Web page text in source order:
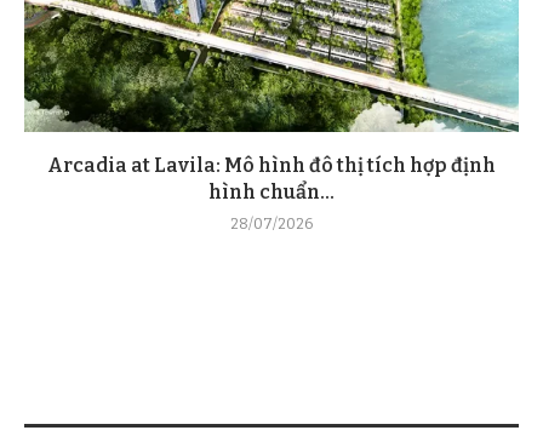
Arcadia at Lavila: Mô hình đô thị tích hợp định
hình chuẩn...
28/07/2026